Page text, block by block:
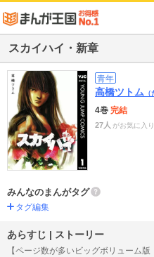
スカイハイ・新章
青年
高橋ツトム
4巻 完結
27人 がお気に入
みんなのまんがタグ
タグ編集
あらすじ | ストーリー
【ページ数が多いビッグボリューム